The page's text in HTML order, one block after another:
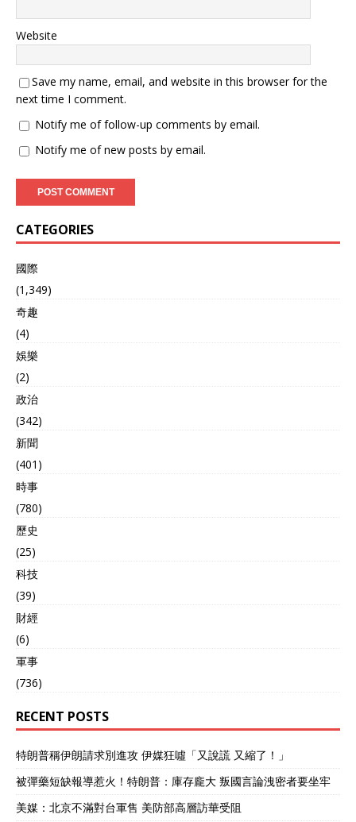
Website
Save my name, email, and website in this browser for the
next time I comment.
Notify me of follow-up comments by email.
Notify me of new posts by email.
CATEGORIES
國際
(1,349)
奇趣
(4)
娛樂
(2)
政治
(342)
新聞
(401)
時事
(780)
歷史
(25)
科技
(39)
財經
(6)
軍事
(736)
RECENT POSTS
特朗普稱伊朗請求別進攻 伊媒狂噓「又說謊 又縮了！」
被彈藥短缺報導惹火！特朗普：庫存龐大 叛國言論洩密者要坐牢
美媒：北京不滿對台軍售 美防部高層訪華受阻